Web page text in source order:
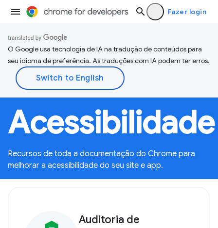
Fazer login
O Google usa tecnologia de IA na tradução de conteúdos para
seu idioma de preferência. As traduções com IA podem ter erros.
Acessibilidade
Recursos de toda a documentação do Chrome para
melhorar a acessibilidade do seu site e app.
Auditoria de